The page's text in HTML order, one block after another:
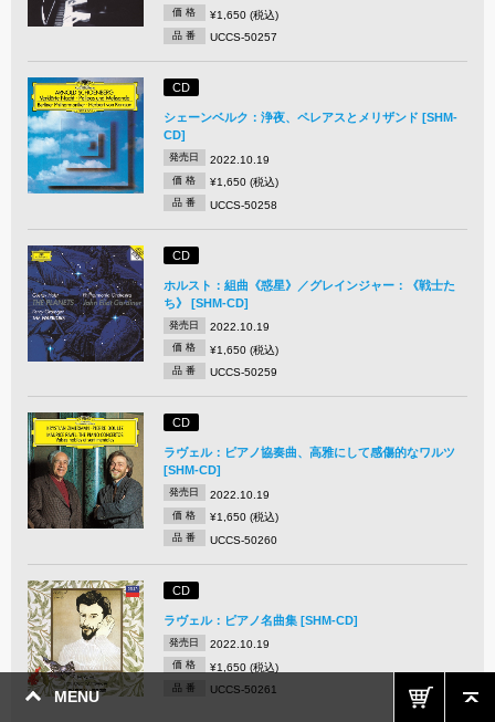
MENU
価 格 ¥1,650 (税込)
品 番 UCCS-50257
CD
シェーンベルク：浄夜、ペレアスとメリザンド [SHM-
CD]
発売日 2022.10.19
価 格 ¥1,650 (税込)
品 番 UCCS-50258
CD
ホルスト：組曲《惑星》／グレインジャー：《戦士た
ち》 [SHM-CD]
発売日 2022.10.19
価 格 ¥1,650 (税込)
品 番 UCCS-50259
CD
ラヴェル：ピアノ協奏曲、高雅にして感傷的なワルツ
[SHM-CD]
発売日 2022.10.19
価 格 ¥1,650 (税込)
品 番 UCCS-50260
CD
ラヴェル：ピアノ名曲集 [SHM-CD]
発売日 2022.10.19
価 格 ¥1,650 (税込)
品 番 UCCS-50261